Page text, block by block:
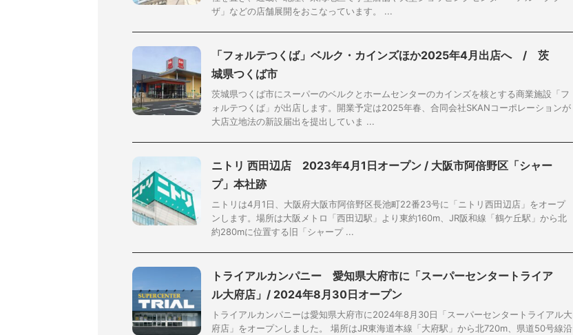
ザ」などの店舗展開をおこなっています。 ...
「フォルテつくば」ベルク・カインズほか2025年4月出店へ / 茨
城県つくば市
茨城県つくば市にスーパーのベルクとホームセンターのカインズを核とする商業施設「フ
ォルテつくば」が出店します。開業予定は2025年春、合同会社SKANコーポレーションが
大店立地法の新設届出を提出していま ...
ニトリ 西田辺店 2023年4月1日オープン / 大阪市阿倍野区「シャー
プ」本社跡
ニトリは4月1日、大阪府大阪市阿倍野区長池町22番23号に「ニトリ西田辺店」をオープ
ンします。場所は大阪メトロ「西田辺駅」より東約160m、JR阪和線「鶴ケ丘駅」から北
約280mに位置する旧「シャープ ...
トライアルカンパニー 愛知県大府市に「スーパーセンタートライア
ル大府店」/ 2024年8月30日オープン
トライアルカンパニーは愛知県大府市に2024年8月30日「スーパーセンタートライアル大
府店」をオープンしました。 場所はJR東海道本線「大府駅」から北720m、県道50号線沿